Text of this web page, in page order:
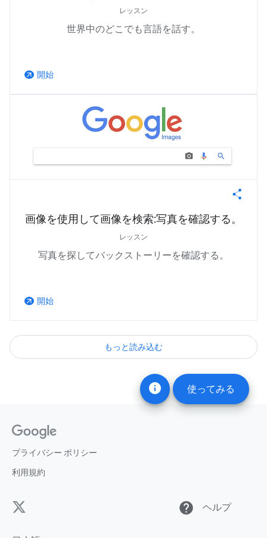
info 使ってみる
レッスン
世界中のどこでも言語を話す。
arrow_outward 開始
画像を使用して画像を検索:写真を確認する。
レッスン
写真を探してバックストーリーを確認する。
arrow_outward 開始
もっと読み込む
プライバシー ポリシー
利用規約
help ヘルプ